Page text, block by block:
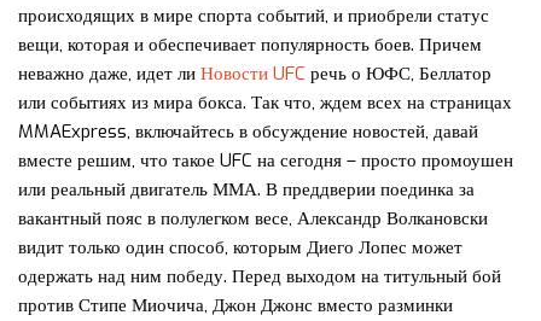
происходящих в мире спорта событий, и приобрели статус
вещи, которая и обеспечивает популярность боев. Причем
неважно даже, идет ли Новости UFC речь о ЮФС, Беллатор
или событиях из мира бокса. Так что, ждем всех на страницах
MMAExpress, включайтесь в обсуждение новостей, давай
вместе решим, что такое UFC на сегодня – просто промоушен
или реальный двигатель ММА. В преддверии поединка за
вакантный пояс в полулегком весе, Александр Волкановски
видит только один способ, которым Диего Лопес может
одержать над ним победу. Перед выходом на титульный бой
против Стипе Миочича, Джон Джонс вместо разминки